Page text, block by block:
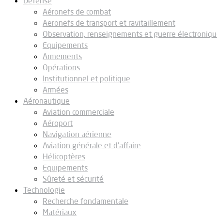
Aéronefs de combat
Aeronefs de transport et ravitaillement
Observation, renseignements et guerre
Equipements
Armements
Opérations
Institutionnel et politique
Armées
Aéronautique
Aviation commerciale
Aéroport
Navigation aérienne
Aviation générale et d’affaire
Hélicoptères
Equipements
Sûreté et sécurité
Technologie
Recherche fondamentale
Matériaux